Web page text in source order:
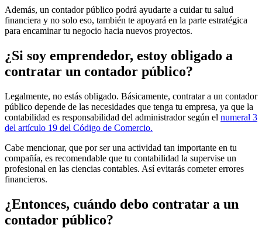
Además, un contador público podrá ayudarte a cuidar tu salud
financiera y no solo eso, también te apoyará en la parte estratégica
para encaminar tu negocio hacia nuevos proyectos.
¿Si soy emprendedor, estoy obligado a
contratar un contador público?
Legalmente, no estás obligado. Básicamente, contratar a un contador
público depende de las necesidades que tenga tu empresa, ya que la
contabilidad es responsabilidad del administrador según el numeral 3
del artículo 19 del Código de Comercio.
Cabe mencionar, que por ser una actividad tan importante en tu
compañía, es recomendable que tu contabilidad la supervise un
profesional en las ciencias contables. Así evitarás cometer errores
financieros.
¿Entonces, cuándo debo contratar a un
contador público?